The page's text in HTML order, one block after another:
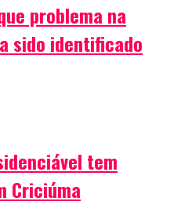
problema na
sido identificado
tem
Criciúma